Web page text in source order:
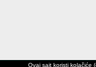
Ovaj sajt koristi kolačiće